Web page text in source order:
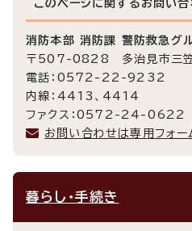
このページに関する お問い合
消防本部 消防課 警防救急グ
〒507-0828 多治見市三
電話：0572-22-9232
内線：4413、4414
ファクス：0572-24-0622
お問い合わせは専用フォー
暮らし・手続き